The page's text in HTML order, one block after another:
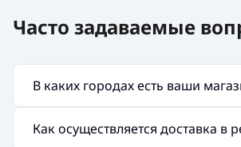
Часто задаваемые
В каких городах есть ваши
Как осуществляется доставка